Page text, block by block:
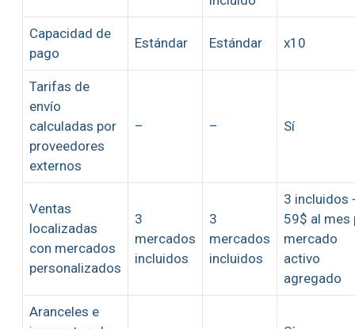
Capacidad de
pago
Estándar Estándar x10
Tarifas de
envío
calculadas por
proveedores
externos
– – Sí
Ventas
localizadas
con mercados
personalizados
3
mercados
incluidos
3
mercados
incluidos
3 incluidos
59$ al mes
mercado
activo
agregado
Aranceles e